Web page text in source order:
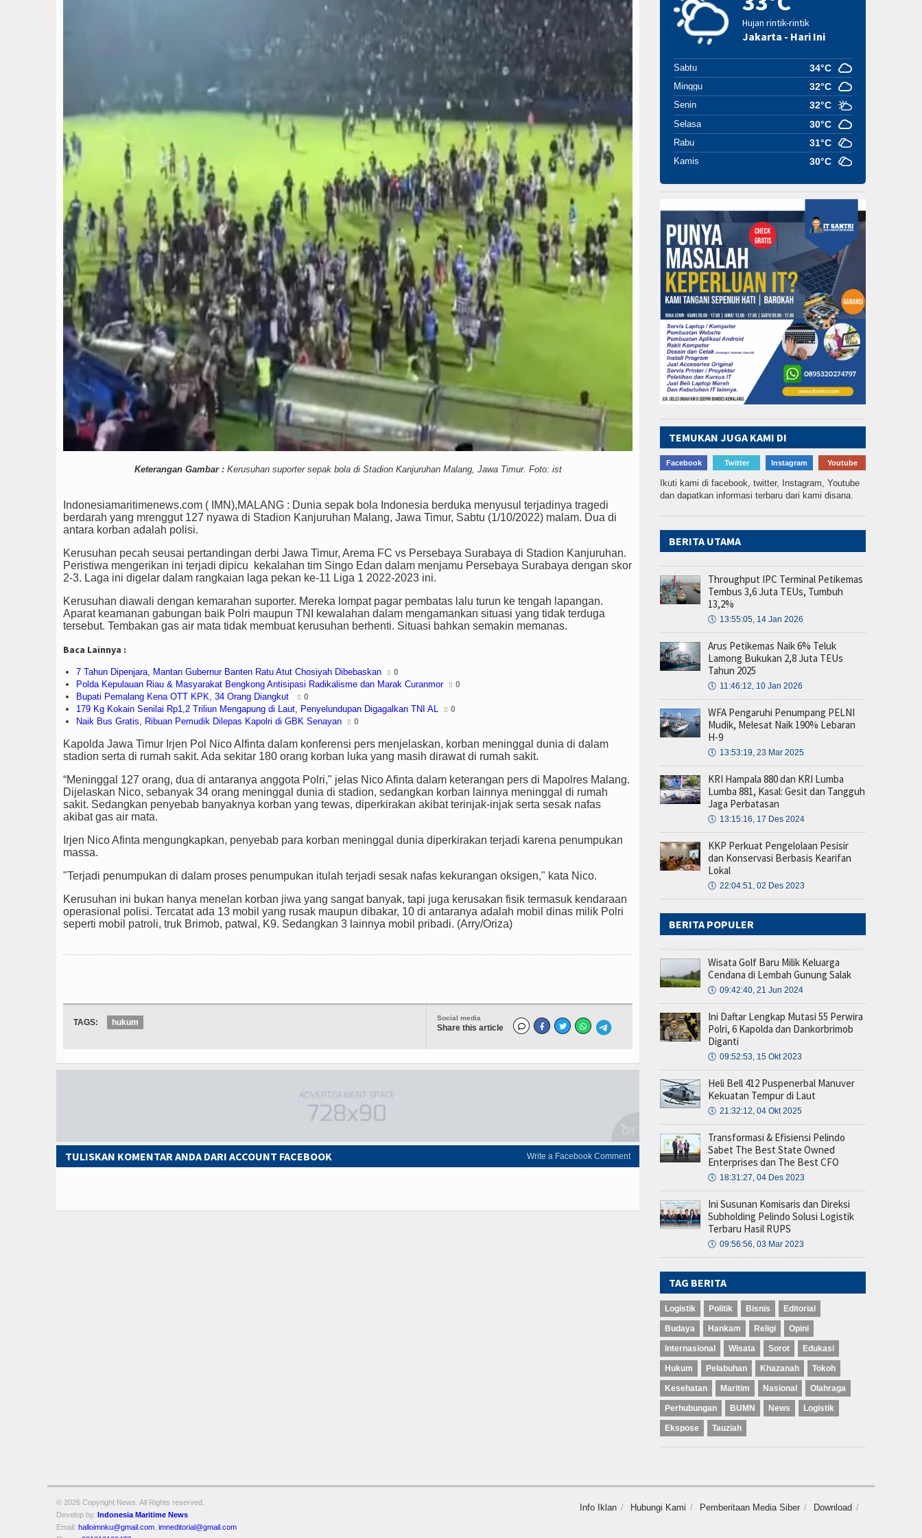
Keterangan Gambar :Kerusuhan suporter sepak bola di Stadion Kanjuruhan Malang, Jawa Timur. Foto: ist
Indonesiamaritimenews.com ( IMN),MALANG : Dunia sepak bola Indonesia berduka menyusul terjadinya tragedi
berdarah yang mrenggut 127 nyawa di Stadion Kanjuruhan Malang, Jawa Timur, Sabtu (1/10/2022) malam. Dua di
antara korban adalah polisi.
Kerusuhan pecah seusai pertandingan derbi Jawa Timur, Arema FC vs Persebaya Surabaya di Stadion Kanjuruhan.
Peristiwa mengerikan ini terjadi dipicu kekalahan tim Singo Edan dalam menjamu Persebaya Surabaya dengan skor
2-3. Laga ini digelar dalam rangkaian laga pekan ke-11 Liga 1 2022-2023 ini.
Kerusuhan diawali dengan kemarahan suporter. Mereka lompat pagar pembatas lalu turun ke tengah lapangan.
Aparat keamanan gabungan baik Polri maupun TNI kewalahan dalam mengamankan situasi yang tidak terduga
tersebut. Tembakan gas air mata tidak membuat kerusuhan berhenti. Situasi bahkan semakin memanas.
Baca Lainnya :
7 Tahun Dipenjara, Mantan Gubernur Banten Ratu Atut Chosiyah Dibebaskan 0
Polda Kepulauan Riau & Masyarakat Bengkong Antisipasi Radikalisme dan Marak Curanmor 0
Bupati Pemalang Kena OTT KPK, 34 Orang Diangkut 0
179 Kg Kokain Senilai Rp1,2 Triliun Mengapung di Laut, Penyelundupan Digagalkan TNI AL 0
Naik Bus Gratis, Ribuan Pemudik Dilepas Kapolri di GBK Senayan 0
Kapolda Jawa Timur Irjen Pol Nico Alfinta dalam konferensi pers menjelaskan, korban meninggal dunia di dalam
stadion serta di rumah sakit. Ada sekitar 180 orang korban luka yang masih dirawat di rumah sakit.
“Meninggal 127 orang, dua di antaranya anggota Polri," jelas Nico Afinta dalam keterangan pers di Mapolres Malang.
Dijelaskan Nico, sebanyak 34 orang meninggal dunia di stadion, sedangkan korban lainnya meninggal di rumah
sakit. Sedangkan penyebab banyaknya korban yang tewas, diperkirakan akibat terinjak-injak serta sesak nafas
akibat gas air mata.
Irjen Nico Afinta mengungkapkan, penyebab para korban meninggal dunia diperkirakan terjadi karena penumpukan
massa.
"Terjadi penumpukan di dalam proses penumpukan itulah terjadi sesak nafas kekurangan oksigen," kata Nico.
Kerusuhan ini bukan hanya menelan korban jiwa yang sangat banyak, tapi juga kerusakan fisik termasuk kendaraan
operasional polisi. Tercatat ada 13 mobil yang rusak maupun dibakar, 10 di antaranya adalah mobil dinas milik Polri
seperti mobil patroli, truk Brimob, patwal, K9. Sedangkan 3 lainnya mobil pribadi. (Arry/Oriza)
Social media
Share this article
TAGS: hukum
Write a Facebook Comment
TULISKAN KOMENTAR ANDA DARI ACCOUNT FACEBOOK
Hujan rintik-rintik
Jakarta - Hari Ini
Sabtu 34°C
Minggu 32°C
Senin 32°C
Selasa 30°C
Rabu 31°C
Kamis 30°C
TEMUKAN JUGA KAMI DI
Facebook Twitter Instagram Youtube
Ikuti kami di facebook, twitter, Instagram, Youtube
dan dapatkan informasi terbaru dari kami disana.
BERITA UTAMA
Throughput IPC Terminal Petikemas
Tembus 3,6 Juta TEUs, Tumbuh
13,2%
🕔 13:55:05, 14 Jan 2026
Arus Petikemas Naik 6% Teluk
Lamong Bukukan 2,8 Juta TEUs
Tahun 2025
🕔 11:46:12, 10 Jan 2026
WFA Pengaruhi Penumpang PELNI
Mudik, Melesat Naik 190% Lebaran
H-9
🕔 13:53:19, 23 Mar 2025
KRI Hampala 880 dan KRI Lumba
Lumba 881, Kasal: Gesit dan Tangguh
Jaga Perbatasan
🕔 13:15:16, 17 Des 2024
KKP Perkuat Pengelolaan Pesisir
dan Konservasi Berbasis Kearifan
Lokal
🕔 22:04:51, 02 Des 2023
BERITA POPULER
Wisata Golf Baru Milik Keluarga
Cendana di Lembah Gunung Salak
🕔 09:42:40, 21 Jun 2024
Ini Daftar Lengkap Mutasi 55 Perwira
Polri, 6 Kapolda dan Dankorbrimob
Diganti
🕔 09:52:53, 15 Okt 2023
Heli Bell 412 Puspenerbal Manuver
Kekuatan Tempur di Laut
🕔 21:32:12, 04 Okt 2025
Transformasi & Efisiensi Pelindo
Sabet The Best State Owned
Enterprises dan The Best CFO
🕔 18:31:27, 04 Des 2023
Ini Susunan Komisaris dan Direksi
Subholding Pelindo Solusi Logistik
Terbaru Hasil RUPS
🕔 09:56:56, 03 Mar 2023
TAG BERITA
Logistik Politik Bisnis Editorial
Budaya Hankam Religi Opini
Internasional Wisata Sorot Edukasi
Hukum Pelabuhan Khazanah Tokoh
Kesehatan Maritim Nasional Olahraga
Perhubungan BUMN News Logistik
Ekspose Tauziah
Info Iklan Hubungi Kami Pemberitaan Media Siber Download
© 2026 Copyright News. All Rights reserved.
Develop by.
Indonesia Maritime News
Email: halloimnku@gmail.com imneditorial@gmail.com